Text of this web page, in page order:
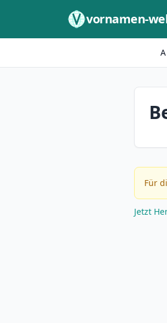
vornamen-
A
Für
Jetzt